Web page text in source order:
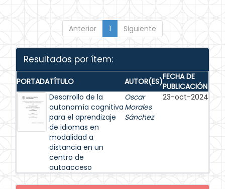
Anterior 1 Siguiente
Resultados por ítem:
PORTADATÍTULO AUTOR(ES)FECHA DE
PUBLICACIÓN
Desarrollo de la
autonomía cognitiva
para el aprendizaje
de idiomas en
modalidad a
distancia en un
centro de
autoacceso
Oscar
Morales
Sánchez
23-oct-2024